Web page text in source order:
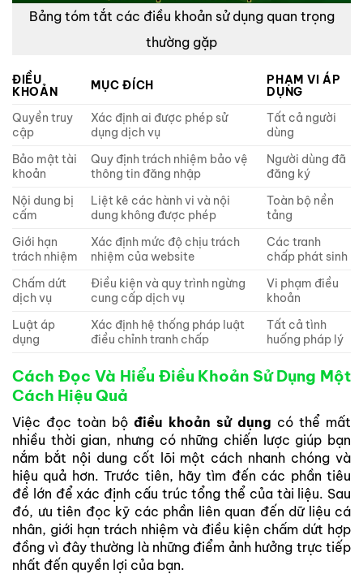
Bảng tóm tắt các điều khoản sử dụng quan trọng
thường gặp
ĐIỀU
KHOẢN
MỤC ĐÍCH
PHẠM VI ÁP
DỤNG
Quyền truy
cập
Xác định ai được phép sử
dụng dịch vụ
Tất cả người
dùng
Bảo mật tài
khoản
Quy định trách nhiệm bảo vệ
thông tin đăng nhập
Người dùng đã
đăng ký
Nội dung bị
cấm
Liệt kê các hành vi và nội
dung không được phép
Toàn bộ nền
tảng
Giới hạn
trách nhiệm
Xác định mức độ chịu trách
nhiệm của website
Các tranh
chấp phát sinh
Chấm dứt
dịch vụ
Điều kiện và quy trình ngừng
cung cấp dịch vụ
Vi phạm điều
khoản
Luật áp
dụng
Xác định hệ thống pháp luật
điều chỉnh tranh chấp
Tất cả tình
huống pháp lý
Cách Đọc Và Hiểu Điều Khoản Sử Dụng Một
Cách Hiệu Quả
Việc đọc toàn bộđiều khoản sử dụng có thể mất
nhiều thời gian, nhưng có những chiến lược giúp bạn
nắm bắt nội dung cốt lõi một cách nhanh chóng và
hiệu quả hơn. Trước tiên, hãy tìm đến các phần tiêu
đề lớn để xác định cấu trúc tổng thể của tài liệu. Sau
đó, ưu tiên đọc kỹ các phần liên quan đến dữ liệu cá
nhân, giới hạn trách nhiệm và điều kiện chấm dứt hợp
đồng vì đây thường là những điểm ảnh hưởng trực tiếp
nhất đến quyền lợi của bạn.